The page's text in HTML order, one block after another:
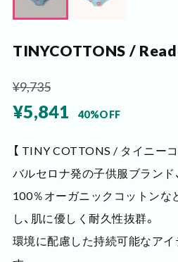
TINYCOTTONS /
¥9,735
¥5,841 40%OFF
【 TINY COTTONS / タイニーコ
バルセロナ発の子供服ブランド
100％オーガニックコットンな
し、肌に優しく耐久性抜群。
環境に配慮した持続可能なアイ